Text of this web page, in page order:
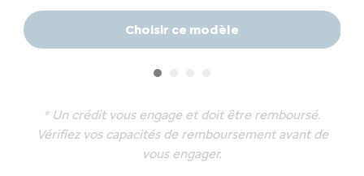
Choisir ce modèle
* Un crédit vous engage et doit être remboursé.
Vérifiez vos capacités de remboursement avant de
vous engager.